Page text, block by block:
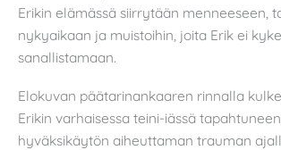
Erikin elämässä siirrytään menneeseen,
nykyaikaan ja muistoihin, joita Erik ei
sanallistamaan.
Elokuvan päätarinankaaren rinnalla
Erikin varhaisessa teini-iässä
hyväksikäytön aiheuttaman trauman